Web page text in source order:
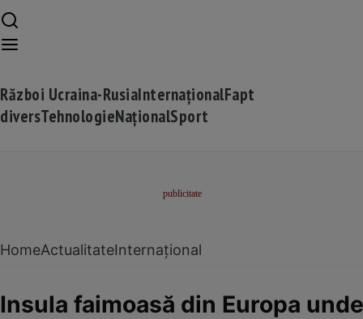
Război Ucraina-RusiaInternaționalFapt
diversTehnologieNaționalSport
HomeActualitateInternațional
Insula faimoasă din Europa